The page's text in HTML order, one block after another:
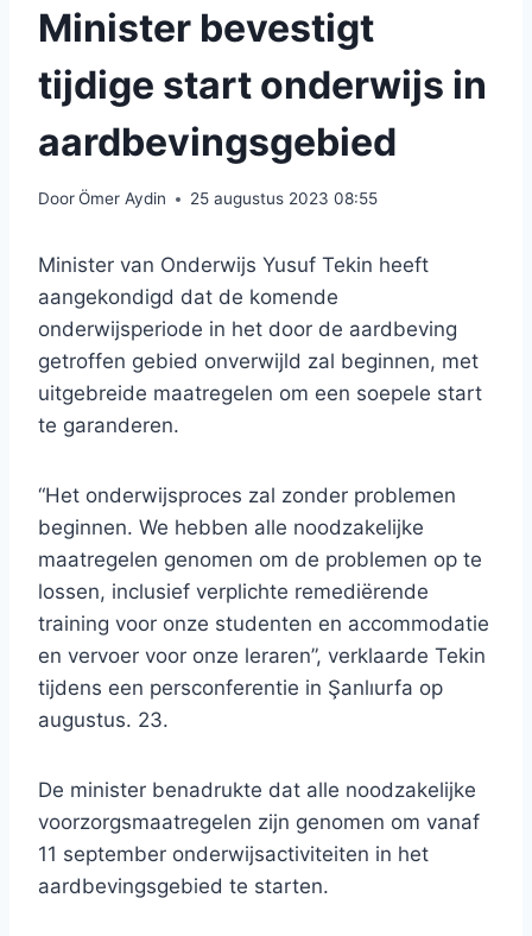
Minister bevestigt
tijdige start onderwijs in
aardbevingsgebied
DoorÖmer Aydin 25 augustus 2023 08:55
Minister van Onderwijs Yusuf Tekin heeft
aangekondigd dat de komende
onderwijsperiode in het door de aardbeving
getroffen gebied onverwijld zal beginnen, met
uitgebreide maatregelen om een ​​soepele start
te garanderen.
“Het onderwijsproces zal zonder problemen
beginnen. We hebben alle noodzakelijke
maatregelen genomen om de problemen op te
lossen, inclusief verplichte remediërende
training voor onze studenten en accommodatie
en vervoer voor onze leraren”, verklaarde Tekin
tijdens een persconferentie in Şanlıurfa op
augustus. 23.
De minister benadrukte dat alle noodzakelijke
voorzorgsmaatregelen zijn genomen om vanaf
11 september onderwijsactiviteiten in het
aardbevingsgebied te starten.